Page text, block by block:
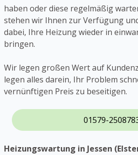
haben oder diese regelmäßig
stehen wir Ihnen zur Verfügung
dabei, Ihre Heizung wieder in
bringen.
Wir legen großen Wert auf
legen alles darein, Ihr Problem
vernünftigen Preis zu beseitigen.
01579-
Heizungswartung in Jessen